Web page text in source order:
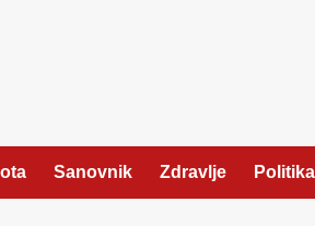
Sanovnik Zdravlje Politika